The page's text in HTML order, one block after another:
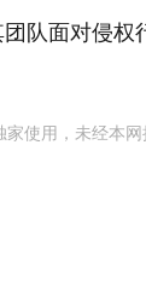
队面对侵
家使用，未经本